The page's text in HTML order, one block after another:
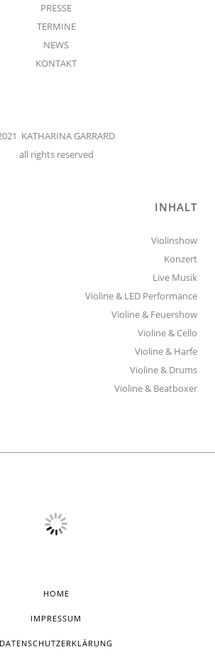
PRESSE
TERMINE
NEWS
KONTAKT
KATHARINA GARRARD
all rights reserved
INHALT
Violinshow
Konzert
Live Musik
Violine & LED Performance
Violine & Feuershow
Violine & Cello
Violine & Harfe
Violine & Drums
Violine & Beatboxer
HOME
IMPRESSUM
DATENSCHUTZERKLÄRUNG